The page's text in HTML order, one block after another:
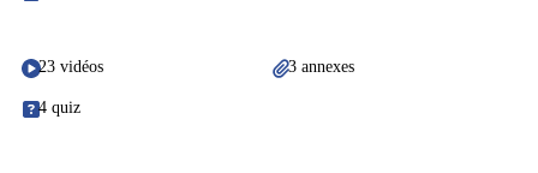
23 vidéos 3 annexes
4 quiz